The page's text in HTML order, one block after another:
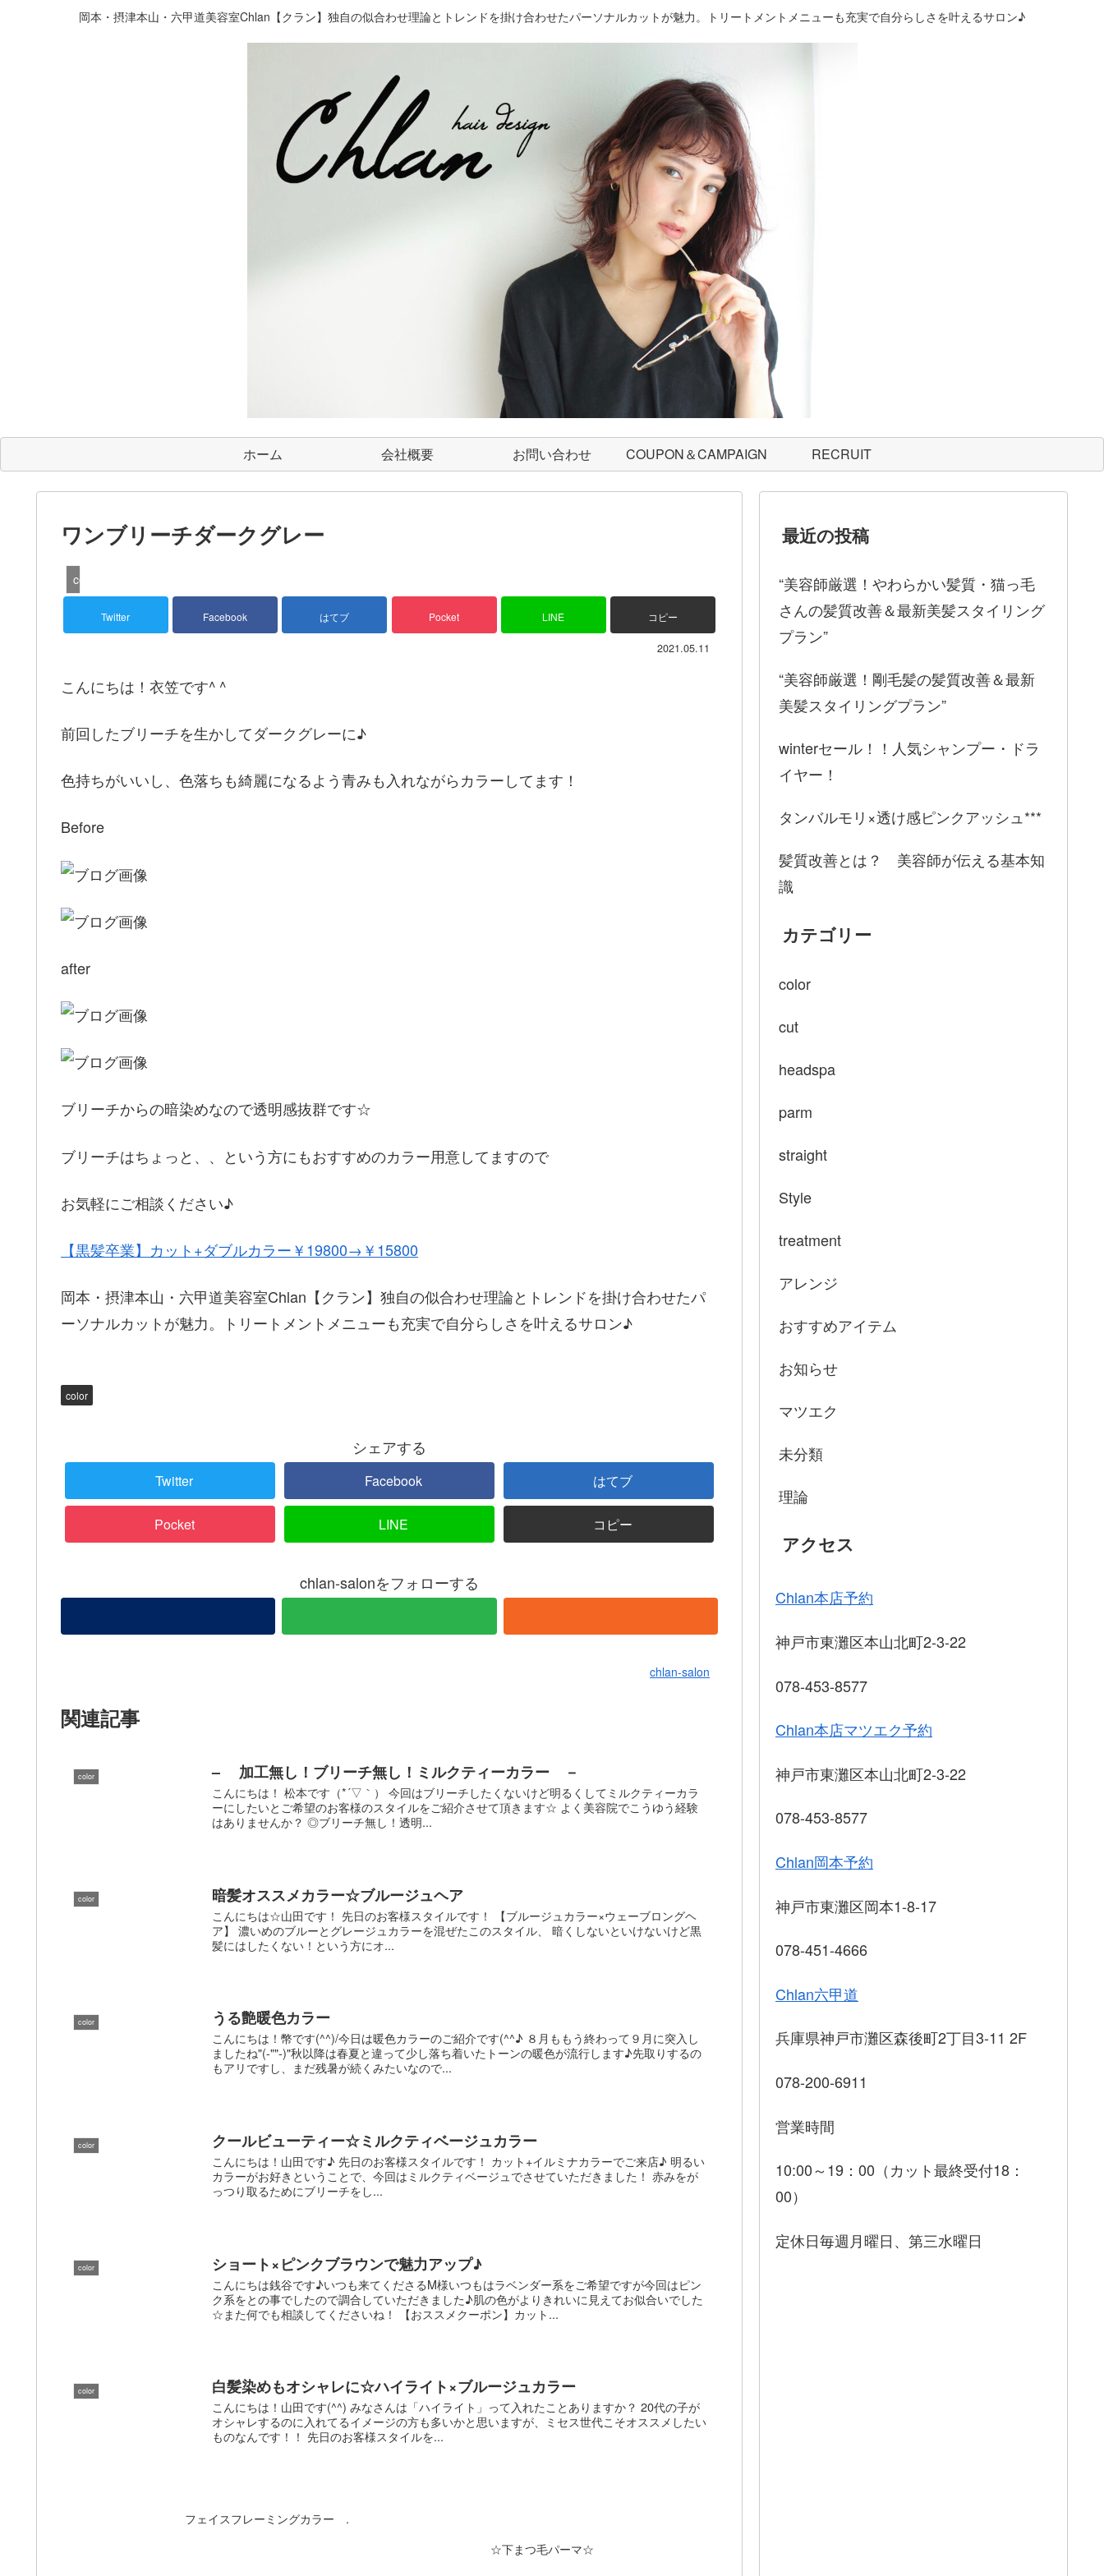
岡本・摂津本山・六甲道美容室Chlan【クラン】独自の似合わせ理論とトレンドを掛け合わせたパーソナルカットが魅力。トリートメントメニューも充実で自分らしさを叶えるサロン♪
ホーム 会社概要 お問い合わせ COUPON＆CAMPAIGN RECRUIT
ワンブリーチダークグレー
color
Twitter Facebook はてブ Pocket LINE コピー
2021.05.11
こんにちは！衣笠です^ ^
前回したブリーチを生かしてダークグレーに♪
色持ちがいいし、色落ちも綺麗になるよう青みも入れながらカラーしてます！
Before
after
ブリーチからの暗染めなので透明感抜群です☆
ブリーチはちょっと、、という方にもおすすめのカラー用意してますので
お気軽にご相談ください♪
【黒髪卒業】カット+ダブルカラー￥19800→￥15800
岡本・摂津本山・六甲道美容室Chlan【クラン】独自の似合わせ理論とトレンドを掛け合わせたパ
ーソナルカットが魅力。トリートメントメニューも充実で自分らしさを叶えるサロン♪
color
シェアする
Twitter Facebook はてブ
Pocket LINE コピー
chlan-salonをフォローする
chlan-salon
関連記事
color – 加工無し！ブリーチ無し！ミルクティーカラー －
こんにちは！ 松本です（*´▽｀） 今回はブリーチしたくないけど明るくしてミルクティーカラ
ーにしたいとご希望のお客様のスタイルをご紹介させて頂きます☆ よく美容院でこうゆう経験
はありませんか？ ◎ブリーチ無し！透明...
color 暗髪オススメカラー☆ブルージュヘア
こんにちは☆山田です！ 先日のお客様スタイルです！ 【ブルージュカラー×ウェーブロングヘ
ア】 濃いめのブルーとグレージュカラーを混ぜたこのスタイル、 暗くしないといけないけど黒
髪にはしたくない！という方にオ...
color うる艶暖色カラー
こんにちは！幣です(^^)/今日は暖色カラーのご紹介です(^^♪ ８月ももう終わって９月に突入し
ましたね"(-""-)"秋以降は春夏と違って少し落ち着いたトーンの暖色が流行します♪先取りするの
もアリですし、まだ残暑が続くみたいなので...
color クールビューティー☆ミルクティベージュカラー
こんにちは！山田です♪ 先日のお客様スタイルです！ カット+イルミナカラーでご来店♪ 明るい
カラーがお好きということで、今回はミルクティベージュでさせていただきました！ 赤みをが
っつり取るためにブリーチをし...
color ショート×ピンクブラウンで魅力アップ♪
こんにちは銭谷です♪いつも来てくださるM様いつもはラベンダー系をご希望ですが今回はピン
ク系をとの事でしたので調合していただきました♪肌の色がよりきれいに見えてお似合いでした
☆また何でも相談してくださいね！ 【おススメクーポン】カット...
color 白髪染めもオシャレに☆ハイライト×ブルージュカラー
こんにちは！山田です(^^) みなさんは「ハイライト」って入れたことありますか？ 20代の子が
オシャレするのに入れてるイメージの方も多いかと思いますが、ミセス世代こそオススメしたい
ものなんです！！ 先日のお客様スタイルを...
フェイスフレーミングカラー .
☆下まつ毛パーマ☆
最近の投稿
“美容師厳選！やわらかい髪質・猫っ毛
さんの髪質改善＆最新美髪スタイリング
プラン”
“美容師厳選！剛毛髪の髪質改善＆最新
美髪スタイリングプラン”
winterセール！！人気シャンプー・ドラ
イヤー！
タンバルモリ×透け感ピンクアッシュ***
髪質改善とは？ 美容師が伝える基本知
識
カテゴリー
color
cut
headspa
parm
straight
Style
treatment
アレンジ
おすすめアイテム
お知らせ
マツエク
未分類
理論
アクセス
Chlan本店予約
神戸市東灘区本山北町2-3-22
078-453-8577
Chlan本店マツエク予約
神戸市東灘区本山北町2-3-22
078-453-8577
Chlan岡本予約
神戸市東灘区岡本1-8-17
078-451-4666
Chlan六甲道
兵庫県神戸市灘区森後町2丁目3-11 2F
078-200-6911
営業時間
10:00～19：00（カット最終受付18：
00）
定休日毎週月曜日、第三水曜日